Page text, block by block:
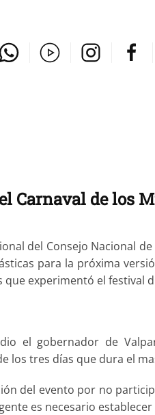
Carnaval de los
del Consejo Nacional
para la próxima
experimentó el festival
el gobernador de
los tres días que dura el
del evento por no
es necesario